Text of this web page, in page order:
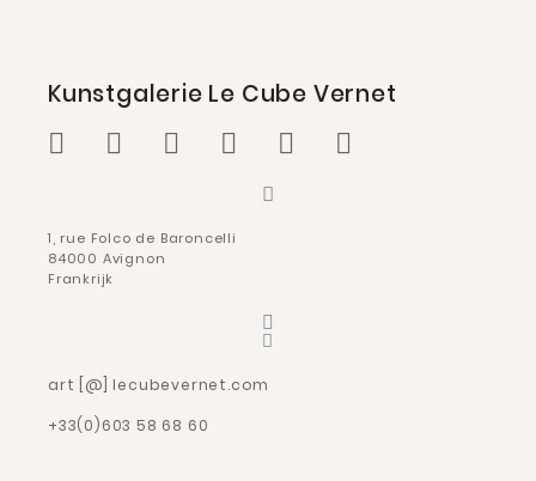
Kunstgalerie Le Cube Vernet
1, rue Folco de Baroncelli
84000 Avignon
Frankrijk
art [@] lecubevernet.com
+33(0)603 58 68 60